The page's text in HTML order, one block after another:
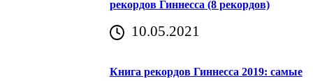
рекордов Гиннесса (8 рекордов)
10.05.2021
Книга рекордов Гиннесса 2019: самые